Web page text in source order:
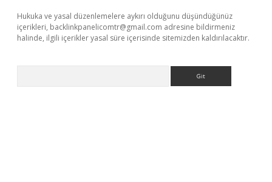
Hukuka ve yasal düzenlemelere aykırı olduğunu düşündüğünüz
içerikleri, backlinkpanelicomtr@gmail.com adresine bildirmeniz
halinde, ilgili içerikler yasal süre içerisinde sitemizden kaldırılacaktır.